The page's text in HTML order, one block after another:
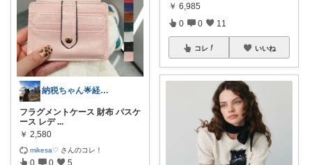
納税ちゃん🌟経由購入★
フラグメントケース 財布 パスケ
ース レデ ...
￥ 2,580
mikesa♡ さんのコレ！
0 0 5
￥ 6,985
0 0 11
コレ いいね